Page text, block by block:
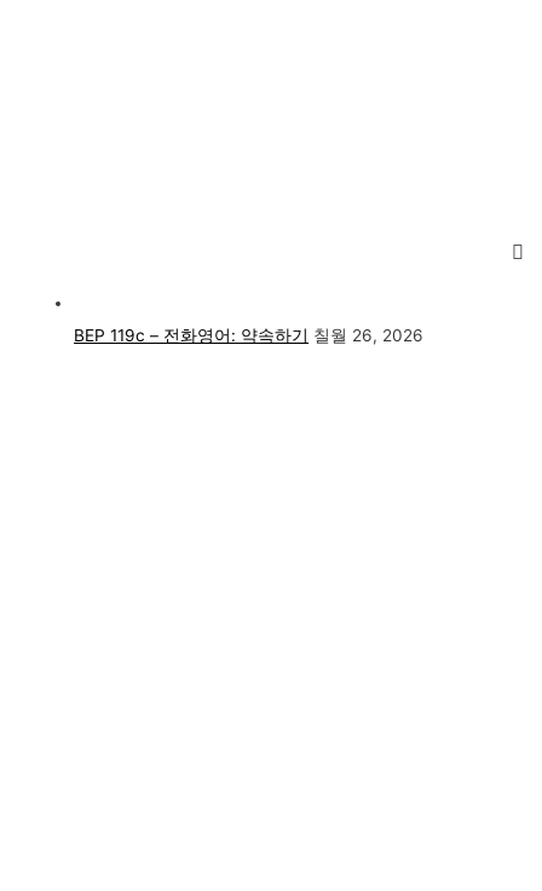
BEP 119c – 전화영어: 약속하기 칠월 26, 2026